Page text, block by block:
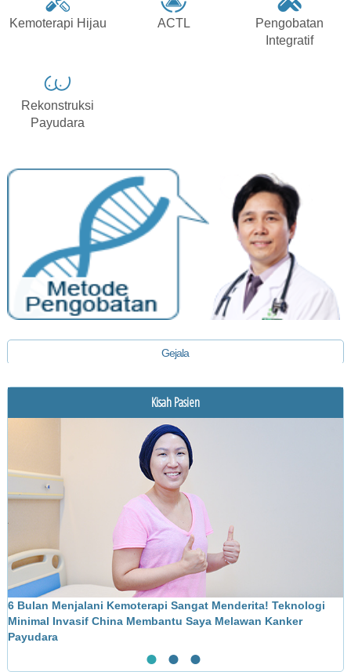
Kemoterapi Hijau ACTL
Pengobatan
Integratif
Rekonstruksi
Payudara
Gejala
Pengobatan
Kisah Pasien
6 Bulan Menjalani Kemoterapi Sangat Menderita! Teknologi
Minimal Invasif China Membantu Saya Melawan Kanker
Payudara
● ● ●